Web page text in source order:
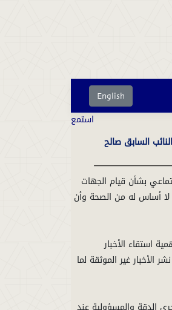
English
استمع
السابق صالح
بشأن قيام الجهات
لا أساس له من الصحة وأن
استقاء الأخبار
الأخبار غير الموثقة لما